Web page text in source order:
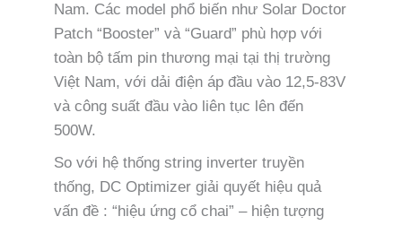
Nam. Các model phổ biến như Solar Doctor
Patch “Booster” và “Guard” phù hợp với
toàn bộ tấm pin thương mại tại thị trường
Việt Nam, với dải điện áp đầu vào 12,5-83V
và công suất đầu vào liên tục lên đến
500W.
So với hệ thống string inverter truyền
thống, DC Optimizer giải quyết hiệu quả
vấn đề : “hiệu ứng cổ chai” – hiện tượng